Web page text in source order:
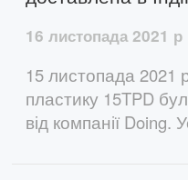
16 листопада 2021 р
15 листопада 2021
пластику 15TPD
від компанії Doing.